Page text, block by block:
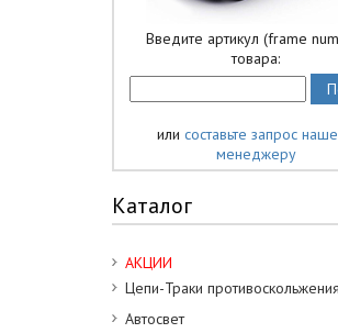
Введите артикул (frame
товара:
или составьте запрос
менеджеру
Каталог
АКЦИИ
Цепи-Траки противоскольжения
Автосвет